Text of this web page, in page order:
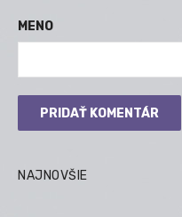
MENO
NAJNOVŠIE